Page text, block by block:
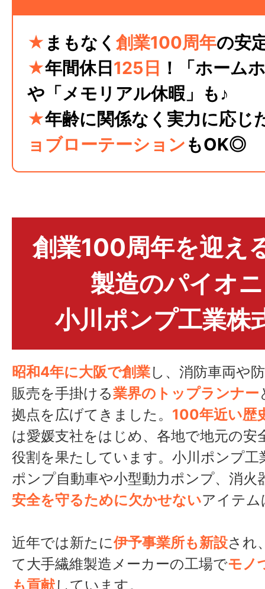
★ まもなく 創業100周年の安
★年間休日 125日 ！「ホーム
や「メモリアル休暇」も♪
★年齢に関係なく実力に応じ
ョブローテーション もOK◎
創業100周年を迎え
製造のパイオ
小川ポンプ工業株
昭和4年に大阪で創業し、消防車両や
販売を手掛ける業界のトップランナー
拠点を広げてきました。 100年近い歴
は愛媛支社をはじめ、各地で地元の安
役割を果たしています。小川ポンプ工
ポンプ自動車や小型動力ポンプ、消火
安全を守るために欠かせないアイテ
近年では新たに伊予事業所も新設され
て大手繊維製造メーカーの工場でモノ
も貢献しています。